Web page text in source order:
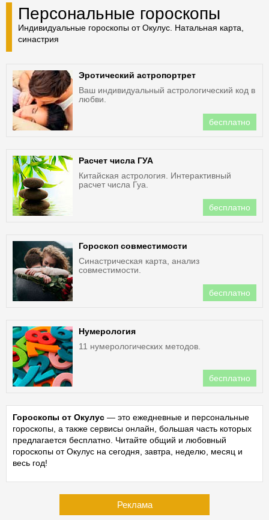
Персональные гороскопы
Индивидуальные гороскопы от Окулус. Натальная карта,
синастрия
Эротический астропортрет
Ваш индивидуальный астрологический код в
любви.
бесплатно
Расчет числа ГУА
Китайская астрология. Интерактивный
расчет числа Гуа.
бесплатно
Гороскоп совместимости
Синастрическая карта, анализ
совместимости.
бесплатно
Нумерология
11 нумерологических методов.
бесплатно
Гороскопы от Окулус — это ежедневные и персональные
гороскопы, а также сервисы онлайн, большая часть которых
предлагается бесплатно. Читайте общий и любовный
гороскопы от Окулус на сегодня, завтра, неделю, месяц и
весь год!
Реклама